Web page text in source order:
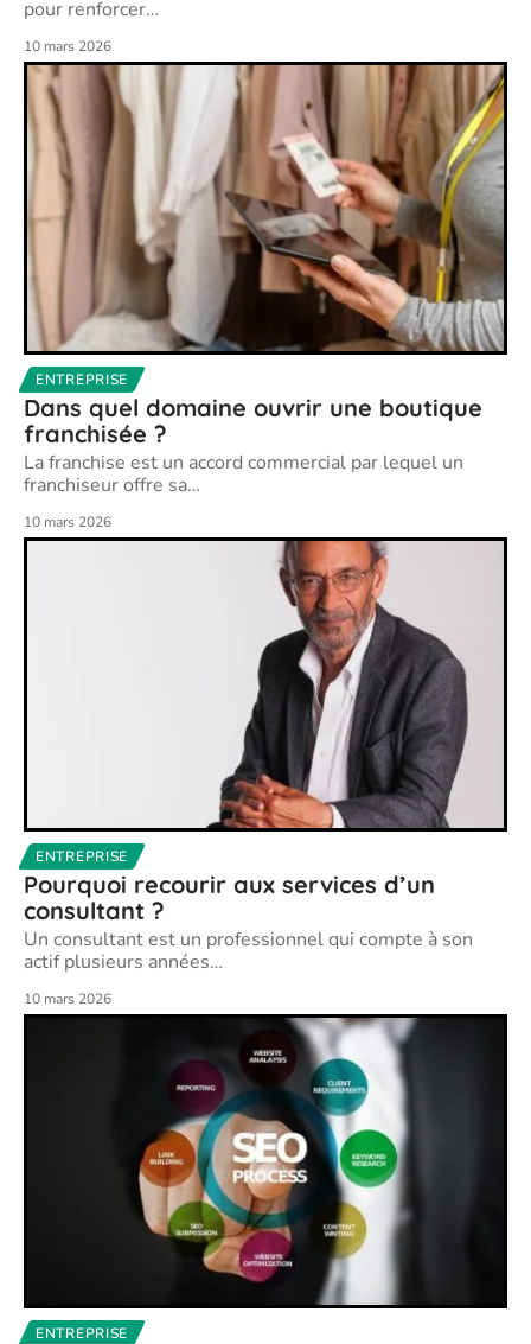
pour renforcer…
10 mars 2026
ENTREPRISE
Dans quel domaine ouvrir une boutique
franchisée ?
La franchise est un accord commercial par lequel un
franchiseur offre sa…
10 mars 2026
ENTREPRISE
Pourquoi recourir aux services d’un
consultant ?
Un consultant est un professionnel qui compte à son
actif plusieurs années…
10 mars 2026
ENTREPRISE